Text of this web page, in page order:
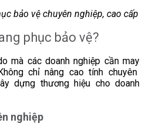
bảo vệ chuyên nghiệp, cao cấp
phục bảo vệ?
mà các doanh nghiệp cần may
chỉ nâng cao tính chuyên
dựng thương hiệu cho doanh
nghiệp